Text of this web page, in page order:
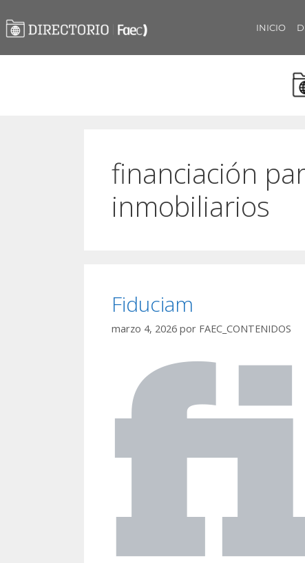
INICIO
financiación
inmobiliarios
Fiduciam
marzo 4, 2026 por FAEC_CONTENIDOS